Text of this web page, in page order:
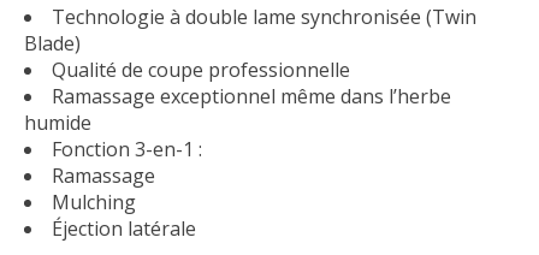
Technologie à double lame synchronisée (Twin
Blade)
Qualité de coupe professionnelle
Ramassage exceptionnel même dans l’herbe
humide
Fonction 3-en-1 :
Ramassage
Mulching
Éjection latérale